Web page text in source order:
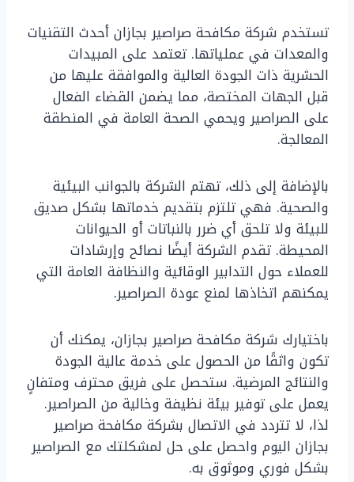
تستخدم شركة مكافحة صراصير بجازان أحدث التقنيات
والمعدات في عملياتها. تعتمد على المبيدات
الحشرية ذات الجودة العالية والموافقة عليها من
قبل الجهات المختصة، مما يضمن القضاء الفعال
على الصراصير ويحمي الصحة العامة في المنطقة
المعالجة.
بالإضافة إلى ذلك، تهتم الشركة بالجوانب البيئية
والصحية. فهي تلتزم بتقديم خدماتها بشكل صديق
للبيئة ولا تلحق أي ضرر بالنباتات أو الحيوانات
المحيطة. تقدم الشركة أيضًا نصائح وإرشادات
للعملاء حول التدابير الوقائية والنظافة العامة التي
يمكنهم اتخاذها لمنع عودة الصراصير.
باختيارك شركة مكافحة صراصير بجازان، يمكنك أن
تكون واثقًا من الحصول على خدمة عالية الجودة
والنتائج المرضية. ستحصل على فريق محترف ومتفانٍ
يعمل على توفير بيئة نظيفة وخالية من الصراصير.
لذا، لا تتردد في الاتصال بشركة مكافحة صراصير
بجازان اليوم واحصل على حل لمشكلتك مع الصراصير
بشكل فوري وموثوق به.